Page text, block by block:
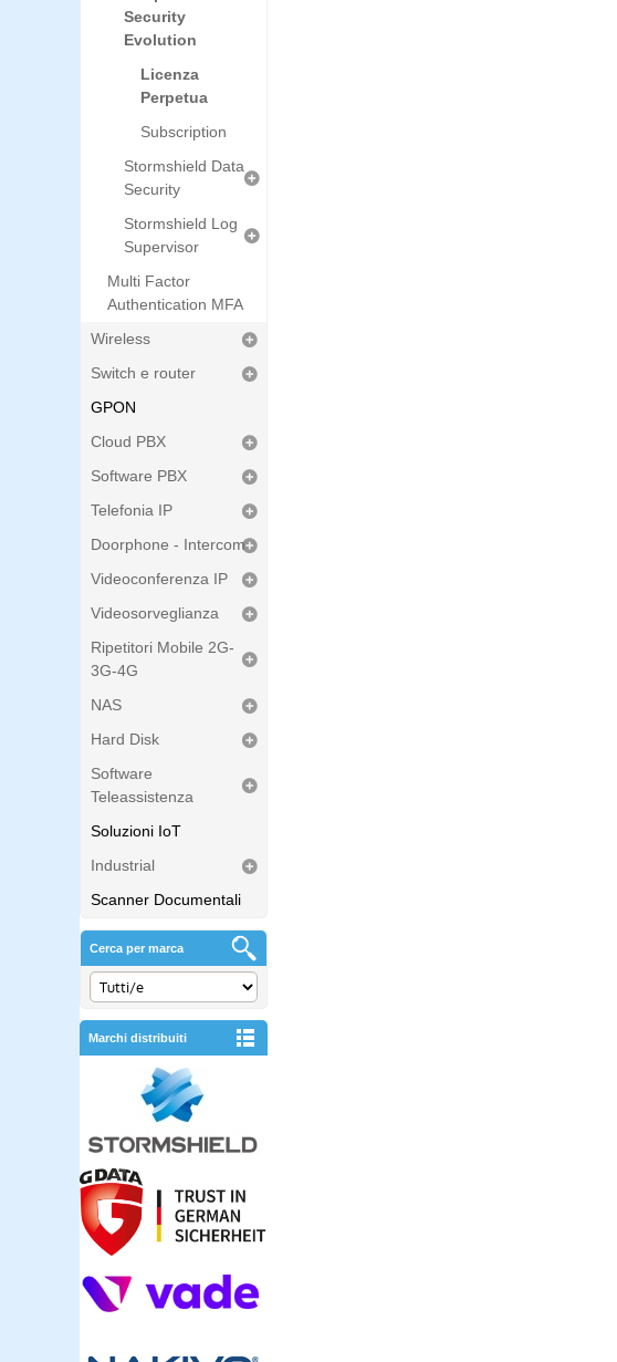
Security
Evolution
Licenza
Perpetua
Subscription
Stormshield Data
Security
Stormshield Log
Supervisor
Multi Factor
Authentication MFA
Wireless
Switch e router
GPON
Cloud PBX
Software PBX
Telefonia IP
Doorphone - Intercom
Videoconferenza IP
Videosorveglianza
Ripetitori Mobile 2G-
3G-4G
NAS
Hard Disk
Software
Teleassistenza
Soluzioni IoT
Industrial
Scanner Documentali
Cerca per marca
Marchi distribuiti